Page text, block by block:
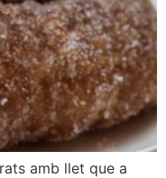
amb llet que a